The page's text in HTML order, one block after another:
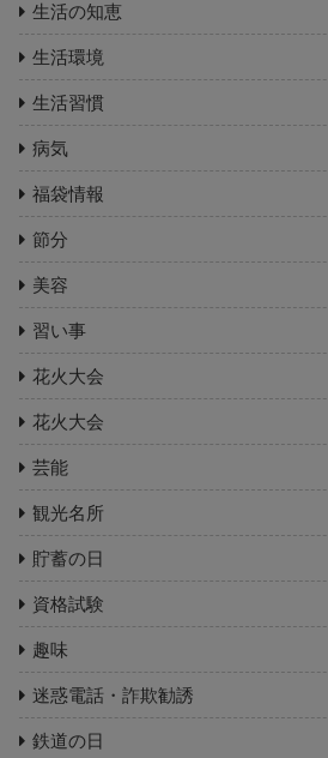
生活の知恵
生活環境
生活習慣
病気
福袋情報
節分
美容
習い事
花火大会
花火大会
芸能
観光名所
貯蓄の日
資格試験
趣味
迷惑電話・詐欺勧誘
鉄道の日